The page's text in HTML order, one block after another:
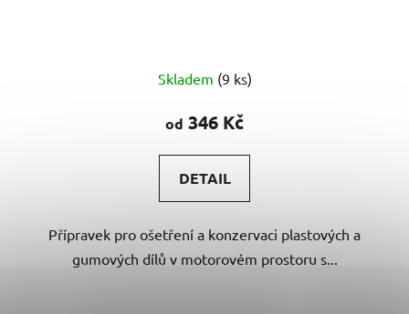
hodnocení
produktu
4,8
z
hvězdiček.
Skladem (9 ks)
od 346 Kč
DETAIL
Přípravek pro ošetření a konzervaci plastových a
gumových dílů v motorovém prostoru s...